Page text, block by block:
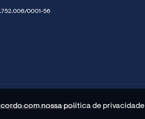
0001-56
ATENDIMENTO VIA WHATSAPP
com nossa política de